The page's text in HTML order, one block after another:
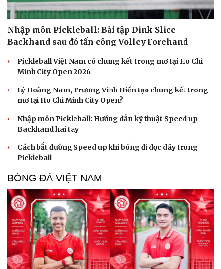
Nhập môn Pickleball: Bài tập Dink Slice
Backhand sau đó tấn công Volley Forehand
Pickleball Việt Nam có chung kết trong mơ tại Ho Chi
Minh City Open 2026
Lý Hoàng Nam, Trương Vinh Hiển tạo chung kết trong
mơ tại Ho Chi Minh City Open?
Nhập môn Pickleball: Hướng dẫn kỹ thuật Speed up
Backhand hai tay
Cách bắt đường Speed up khi bóng đi dọc dây trong
Pickleball
BÓNG ĐÁ VIỆT NAM